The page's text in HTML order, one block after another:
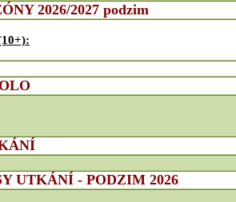
2026/2027 podzim
UTKÁNÍ - PODZIM 2026